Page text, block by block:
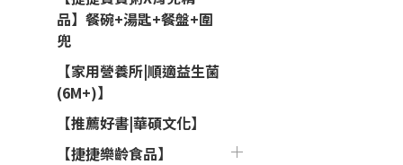
品】餐碗+湯匙+餐盤+圍
兜
【家用營養所|順適益生菌
(6M+)】
【推薦好書|華碩文化】
【捷捷樂齡食品】